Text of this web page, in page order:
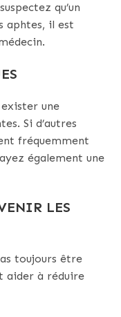
qu’un
aphtes, il est
une
Si d’autres
fréquemment
également une
LES
toujours être
aider à réduire